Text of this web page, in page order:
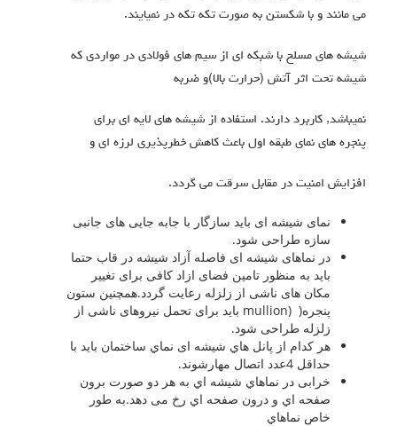
می مانند و با شکستن به صورت تکه تکه در نمیایند.
شیشه هاي مسلح با شبکه ای از سیم هاي فولادي در مواردي که
شیشه تحت اثر آتش (حرارت بالا)و ضربه
نمیباشد, کاربرد دارند. استفاده از شیشه هاي لایه اي براي
پنجره هاي نماي طبقه اول باعث کاهش خطرپذیري لرزه اي و
افزایش امنیت در مقابل سرقت می گردد.
نمای شیشه ای باید سازگار با جابه جایی های جانبی
سازه طراحی شود.
در نماهای شیشه ای فاصله آزاد شیشه در قاب حتما
باید به منظور تامین فضای ازاد کافی برای تغییر
مکان های ناشی از زلزله رعایت گردد.همچنین ستون
پنجره( (mullion باید برای تحمل نیروهای ناشی از
زلزله طراحی شود.
هر کدام از پانل هاي شیشه ای نماي ساختمان باید با
حداقل 4عدد اتصال مهارشوند.
خرابی در نماهاي شیشه اي به هر دو صورت برون
صفحه اي و درون صفحه اي رخ می دهد.به طور
خاص نماهاي